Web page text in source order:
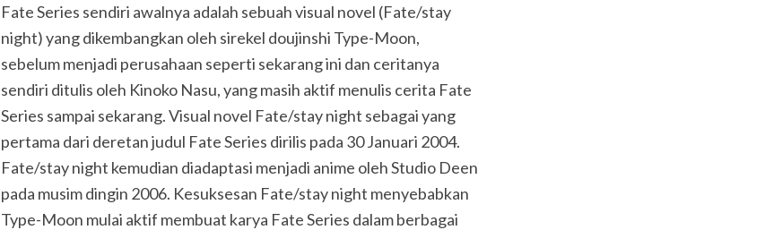
Fate Series sendiri awalnya adalah sebuah visual novel (Fate/stay
night) yang dikembangkan oleh sirekel doujinshi Type-Moon,
sebelum menjadi perusahaan seperti sekarang ini dan ceritanya
sendiri ditulis oleh Kinoko Nasu, yang masih aktif menulis cerita Fate
Series sampai sekarang. Visual novel Fate/stay night sebagai yang
pertama dari deretan judul Fate Series dirilis pada 30 Januari 2004.
Fate/stay night kemudian diadaptasi menjadi anime oleh Studio Deen
pada musim dingin 2006. Kesuksesan Fate/stay night menyebabkan
Type-Moon mulai aktif membuat karya Fate Series dalam berbagai